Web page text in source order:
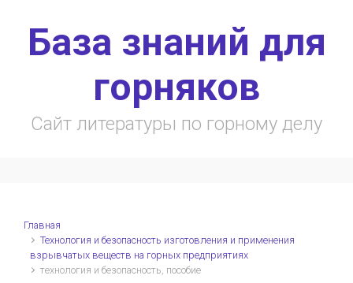
База знаний для
горняков
Сайт литературы по горному делу
Главная
Технология и безопасность изготовления и применения
взрывчатых веществ на горных предприятиях
технология и безопасность, пособие